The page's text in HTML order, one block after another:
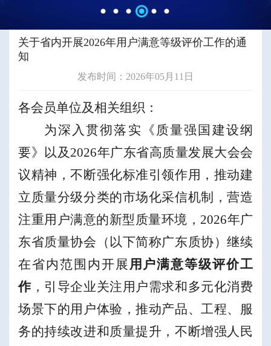
关于省内开展2026年用户满意等级评价工作的通
知
发布时间：2026年05月11日
各会员单位及相关组织：
为深入贯彻落实《质量强国建设纲
要》
以及 2026年广东省高质量发展大会会
议精神，不断强化标准引领作用，推动建
立质量分级分类的市场化采信机制，营造
注重用户满意的新型质量环境 ， 2026年广
东省质量协会（ 以下简称广东质协）继续
在省内范围内开展用户满意等级评价工
作， 引导企业关注用户需求和多元化消费
场景下的用户体验 ，推动产品、工程、服
务的持续改进和质量提升，不断增强人民